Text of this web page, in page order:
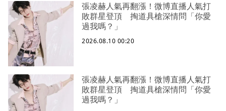
張凌赫人氣再翻漲！微博直播人氣打
敗群星登頂 掏道具槍深情問「你愛
過我嗎？」
2026.08.10 00:20
張凌赫人氣再翻漲！微博直播人氣打
敗群星登頂 掏道具槍深情問「你愛
過我嗎？」